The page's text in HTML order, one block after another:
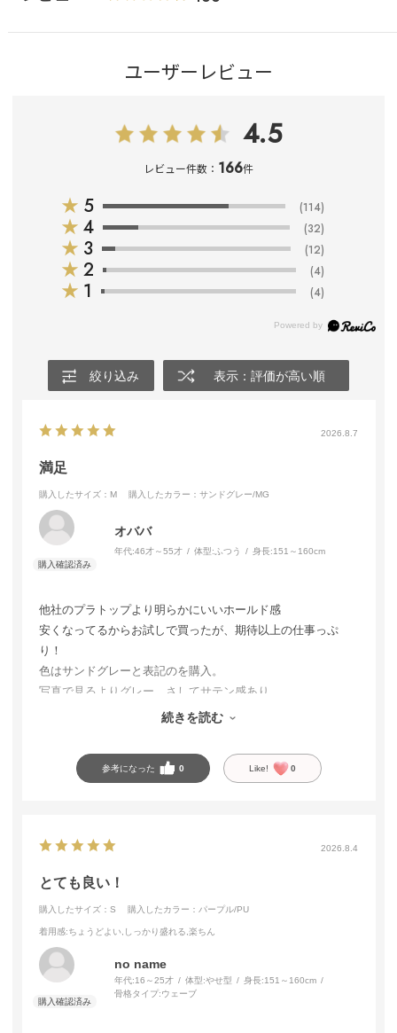
ユーザーレビュー
4.5
レビュー件数： 166件
★ 5 (114)
★ 4 (32)
★ 3 (12)
★ 2 (4)
★ 1 (4)
絞り込み 表示：評価が高い順
2026.8.7
満足
購入したサイズ：M 購入したカラー：サンドグレー/MG
オババ
年代:46才～55才 体型: ふつう 身長:151～160cm
他社のプラトップより明らかにいいホールド感
安くなってるからお試しで買ったが、期待以上の仕事っぷ
り！
色はサンドグレーと表記のを購入。
写真で見るよりグレー。さしてサテン感あり。
追加で購入しようと思う！続きを読む
参考になった 0 Like! 0
2026.8.4
とても良い！
購入したサイズ：S 購入したカラー：パープル/PU
着用感:ちょうどよい,しっかり盛れる,楽ちん
no name
年代:16～25才 体型:やせ型 身長:151～160cm
骨格タイプ:ウェーブ